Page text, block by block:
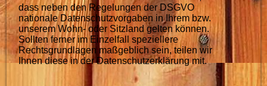
dass neben den Regelungen der DSGVO
nationale Datenschutzvorgaben in Ihrem bzw.
unserem Wohn- oder Sitzland gelten können.
Sollten ferner im Einzelfall speziellere
Rechtsgrundlagen maßgeblich sein, teilen wir
Ihnen diese in der Datenschutzerklärung mit.